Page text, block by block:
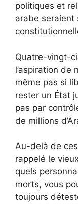
politiques et
arabe seraient
Quatre-vingt-
l’aspiration de
même pas si
rester un État
pas par
de millions
Au-delà de
rappelé le
quels
morts, vous
toujours